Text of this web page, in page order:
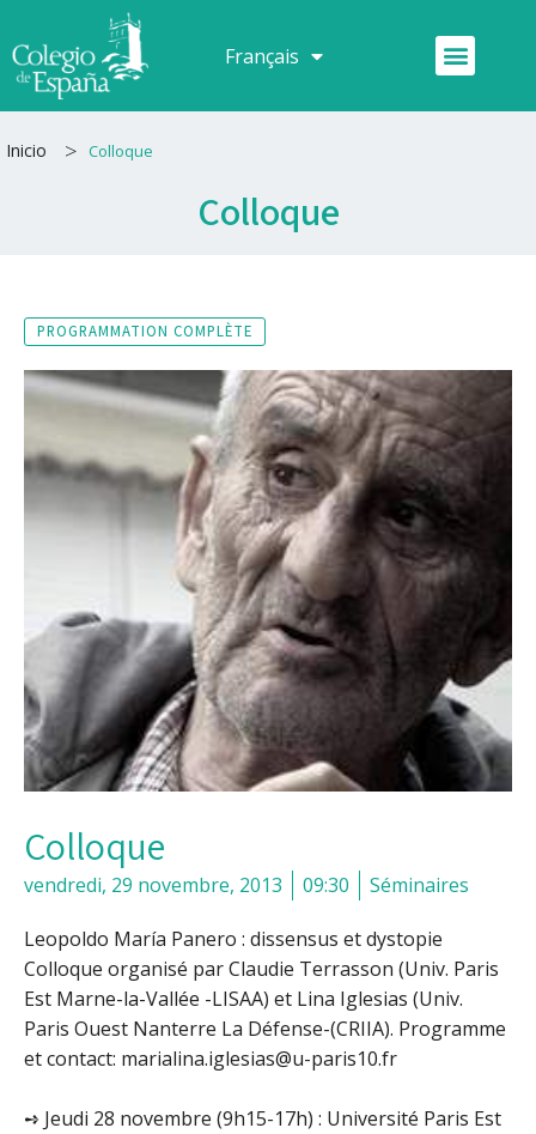
au
contenu
Français
Español Menu
Inicio > Colloque
Colloque
PROGRAMMATION COMPLÈTE
Colloque
vendredi, 29 novembre, 2013 09:30 Séminaires
Leopoldo María Panero : dissensus et dystopie
Colloque organisé par Claudie Terrasson (Univ. Paris
Est Marne-la-Vallée -LISAA) et Lina Iglesias (Univ.
Paris Ouest Nanterre La Défense-(CRIIA). Programme
et contact: marialina.iglesias@u-paris10.fr
➺ Jeudi 28 novembre (9h15-17h) : Université Paris Est